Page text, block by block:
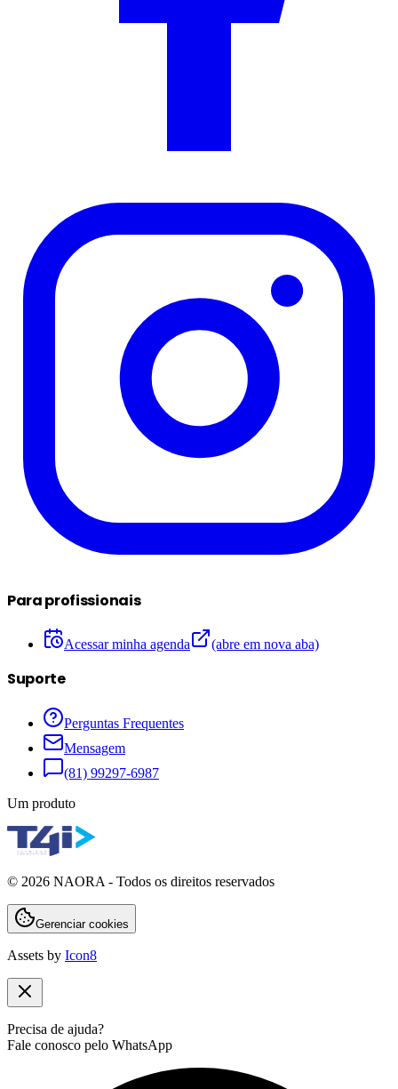
Para profissionais
Acessar minha agenda (abre em nova aba)
Suporte
Perguntas Frequentes
Mensagem
(81) 99297-6987
Um produto
© 2026 NAORA - Todos os direitos reservados
Gerenciar cookies
Assets by Icon8
Precisa de ajuda?
Fale conosco pelo WhatsApp